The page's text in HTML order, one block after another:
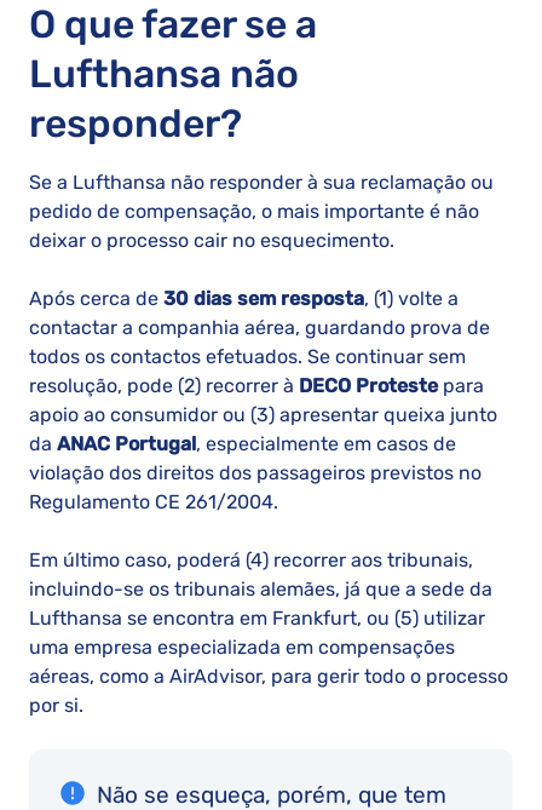
O que fazer se a
Lufthansa não
responder?
Se a Lufthansa não responder à sua reclamação ou
pedido de compensação, o mais importante é não
deixar o processo cair no esquecimento.
Após cerca de 30 dias sem resposta, (1) volte a
contactar a companhia aérea, guardando prova de
todos os contactos efetuados. Se continuar sem
resolução, pode (2) recorrer à DECO Protestepara
apoio ao consumidor ou (3) apresentar queixa junto
da ANAC Portugal, especialmente em casos de
violação dos direitos dos passageiros previstos no
Regulamento CE 261/2004.
Em último caso, poderá (4) recorrer aos tribunais,
incluindo-se os tribunais alemães, já que a sede da
Lufthansa se encontra em Frankfurt, ou (5) utilizar
uma empresa especializada em compensações
aéreas, como a AirAdvisor, para gerir todo o processo
por si.
Não se esqueça, porém, que tem